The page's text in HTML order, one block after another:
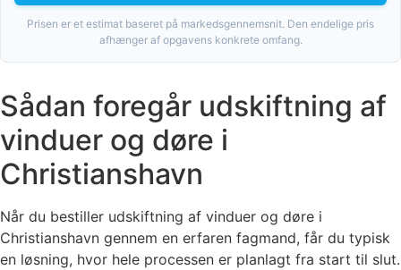
Prisen er et estimat baseret på markedsgennemsnit. Den endelige pris
afhænger af opgavens konkrete omfang.
Sådan foregår udskiftning af
vinduer og døre i
Christianshavn
Når du bestiller udskiftning af vinduer og døre i
Christianshavn gennem en erfaren fagmand, får du typisk
en løsning, hvor hele processen er planlagt fra start til slut.